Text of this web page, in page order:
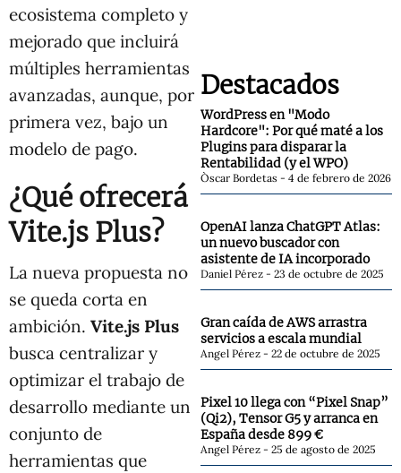
ecosistema completo y
mejorado que incluirá
múltiples herramientas
avanzadas, aunque, por
primera vez, bajo un
modelo de pago.
¿Qué ofrecerá
Vite.js Plus?
La nueva propuesta no
se queda corta en
ambición. Vite.js Plus
busca centralizar y
optimizar el trabajo de
desarrollo mediante un
conjunto de
herramientas que
Destacados
WordPress en "Modo
Hardcore": Por qué maté a los
Plugins para disparar la
Rentabilidad (y el WPO)
Òscar Bordetas 4 de febrero de 2026
OpenAI lanza ChatGPT Atlas:
un nuevo buscador con
asistente de IA incorporado
Daniel Pérez 23 de octubre de 2025
Gran caída de AWS arrastra
servicios a escala mundial
Angel Pérez 22 de octubre de 2025
Pixel 10 llega con “Pixel Snap”
(Qi2), Tensor G5 y arranca en
España desde 899 €
Angel Pérez 25 de agosto de 2025